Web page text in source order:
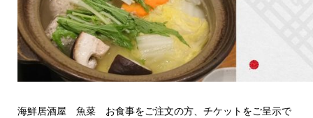
海鮮居酒屋 魚菜 お食事をご注文の方、チケットをご呈示で